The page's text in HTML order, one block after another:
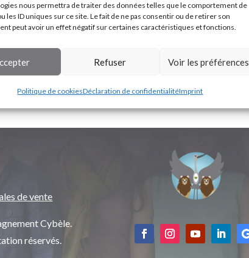
nous permettra de traiter des données telles que le comportement de
les ID uniques sur ce site. Le fait de ne pas consentir ou de retirer son
peut avoir un effet négatif sur certaines caractéristiques et fonctions.
Refuser Voir les préférences
Politique de cookiesDéclaration de confidentialitéImprint
de vente
Cybèle.
réservés.